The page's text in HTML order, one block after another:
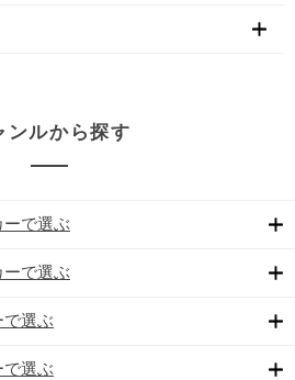
ンルから探す
で選ぶ
ーで選ぶ
選ぶ
選ぶ